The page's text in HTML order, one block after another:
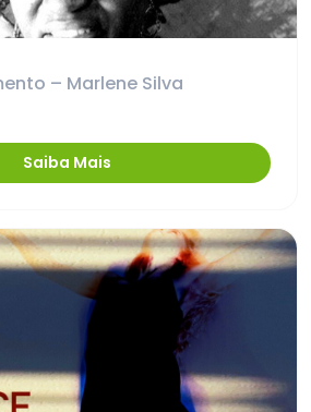
– Marlene Silva
Saiba Mais